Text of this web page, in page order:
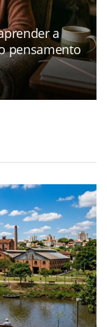
a
pensamento